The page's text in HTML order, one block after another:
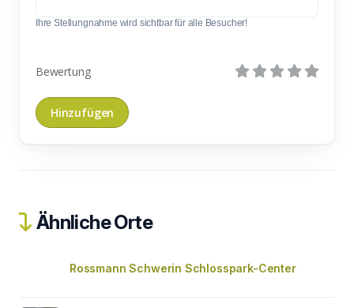
Ihre Stellungnahme wird sichtbar für alle Besucher!
Bewertung
Ähnliche Orte
Rossmann Schwerin Schlosspark-Center